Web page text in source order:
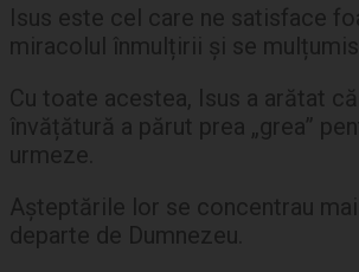
Isus este cel care ne satisface
miracolul înmulțirii și se
Cu toate acestea, Isus a arătat
învățătură a părut prea „grea”
urmeze.
Așteptările lor se concentrau
departe de Dumnezeu.